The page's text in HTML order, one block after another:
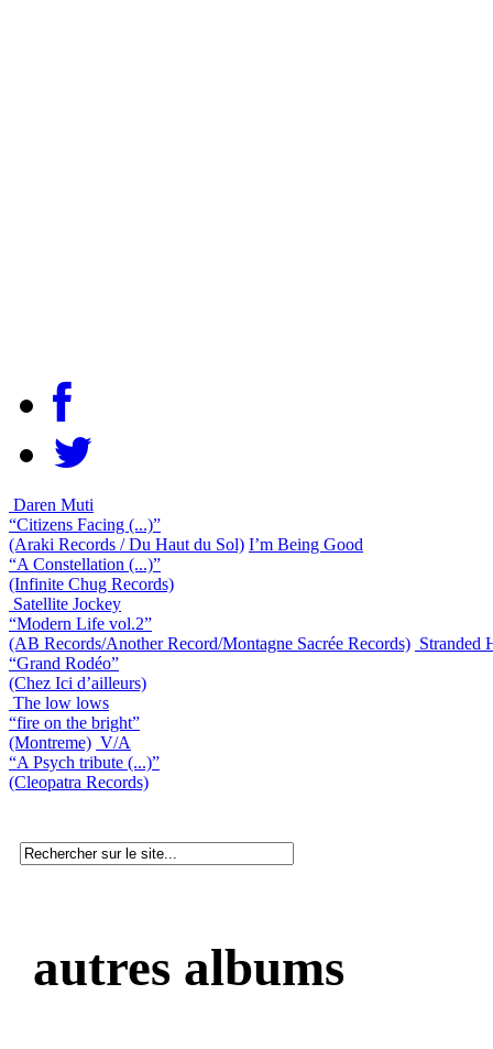
Daren Muti
“Citizens Facing (...)”
(Araki Records / Du Haut du Sol) I’m Being Good
“A Constellation (...)”
(Infinite Chug Records)
Satellite Jockey
“Modern Life vol.2”
(AB Records/Another Record/Montagne Sacrée Records) Stranded
“Grand Rodéo”
(Chez Ici d’ailleurs)
The low lows
“fire on the bright”
(Montreme) V/A
“A Psych tribute (...)”
(Cleopatra Records)
autres albums